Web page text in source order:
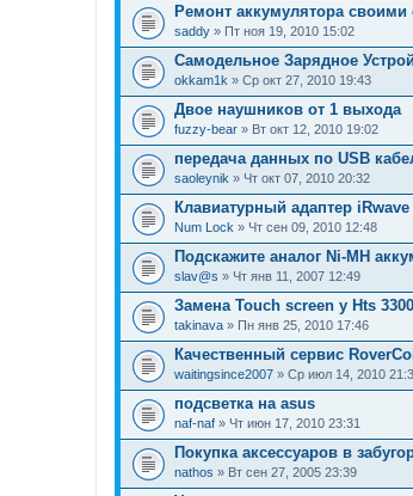
Ремонт аккумулятора своими
saddy » Пт ноя 19, 2010 15:02
Самодельное Зарядное
okkam1k » Ср окт 27, 2010 19:43
Двое наушников от 1 выхода
fuzzy-bear » Вт окт 12, 2010 19:02
передача данных по USB
saoleynik » Чт окт 07, 2010 20:32
Клавиатурный адаптер
Num Lock » Чт сен 09, 2010 12:48
Подскажите аналог Ni-MH
slav@s » Чт янв 11, 2007 12:49
Замена Touch screen у Hts 3300
takinava » Пн янв 25, 2010 17:46
Качественный сервис
waitingsince2007 » Ср июл 14, 2010
подсветка на asus
naf-naf » Чт июн 17, 2010 23:31
Покупка аксессуаров в
nathos » Вт сен 27, 2005 23:39